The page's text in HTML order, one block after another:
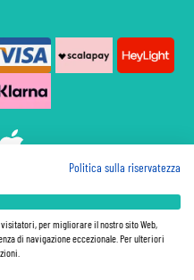
Tasse e Diritti Portuali inclusi. Le quote di
Politica sulla riservatezza
per migliorare il nostro sito Web,
di navigazione eccezionale. Per ulteriori